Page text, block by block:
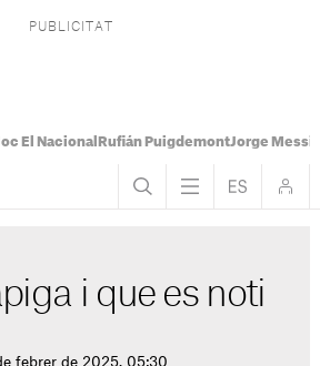
El Nacional Rufián PuigdemontJorge Messi
i que es noti
febrer de 2025. 05:30